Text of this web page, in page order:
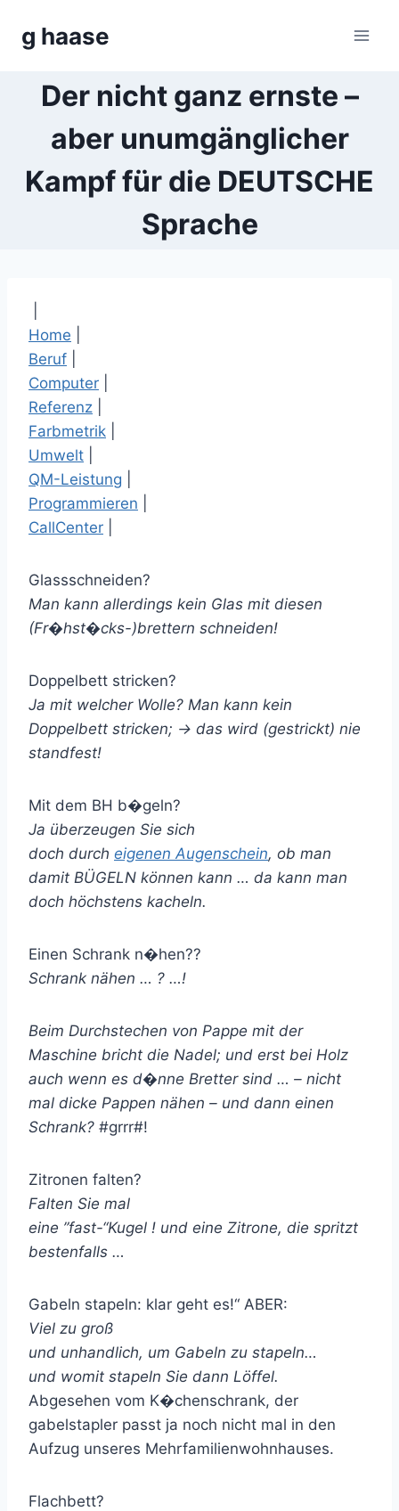
Inhaltg haase
Der nicht ganz ernste –
aber unumgänglicher
Kampf für die DEUTSCHE
Sprache
Home
Beruf
Computer
Referenz
Farbmetrik
Umwelt
QM-Leistung
Programmieren
CallCenter
Glassschneiden?
Man kann allerdings kein Glas mit diesen
(Fr�hst�cks-)brettern schneiden!
Doppelbett stricken?
Ja mit welcher Wolle? Man kann kein
Doppelbett stricken; -> das wird (gestrickt) nie
standfest!
Mit dem BH b�geln?
Ja überzeugen Sie sich
doch durch eigenen Augenschein, ob man
damit BÜGELN können kann … da kann man
doch höchstens kacheln.
Einen Schrank n�hen??
Schrank nähen … ? …!
Beim Durchstechen von Pappe mit der
Maschine bricht die Nadel; und erst bei Holz
auch wenn es d�nne Bretter sind … – nicht
mal dicke Pappen nähen – und dann einen
Schrank? #grrr#!
Zitronen falten?
Falten Sie mal
eine ”fast-“Kugel ! und eine Zitrone, die spritzt
bestenfalls …
Gabeln stapeln: klar geht es!“ ABER:
Viel zu groß
und unhandlich, um Gabeln zu stapeln…
und womit stapeln Sie dann Löffel.
Abgesehen vom K�chenschrank, der
gabelstapler passt ja noch nicht mal in den
Aufzug unseres Mehrfamilienwohnhauses.
Flachbett?